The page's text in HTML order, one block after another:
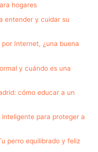
hogares
entender y cuidar su
Internet, ¿una buena
y cuándo es una
cómo educar a un
para proteger a
perro equilibrado y feliz